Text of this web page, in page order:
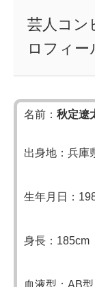
芸人コン
ロフィー
名前： 秋定遼
出身地：兵庫
生年月日：
身長：185cm